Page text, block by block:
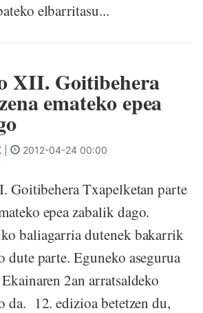
elbarritasu...
XII. Goitibehera
emateko epea
2012-04-24 00:00
Goitibehera Txapelketan parte
epea zabalik dago.
baliagarria dutenek bakarrik
dute parte. Eguneko asegurua
2an arratsaldeko
da. 12. edizioa betetzen du,